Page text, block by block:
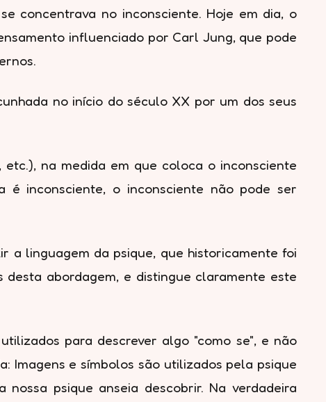
concentrava no inconsciente. Hoje em dia, o
influenciado por Carl Jung, que pode
no início do século XX por um dos seus
na medida em que coloca o inconsciente
é inconsciente, o inconsciente não pode ser
a linguagem da psique, que historicamente foi
abordagem, e distingue claramente este
para descrever algo "como se", e não
Imagens e símbolos são utilizados pela psique
psique anseia descobrir. Na verdadeira